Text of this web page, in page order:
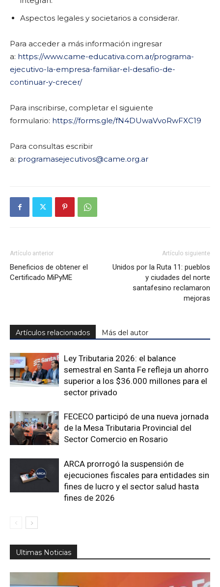
Aspectos legales y societarios a considerar.
Para acceder a más información ingresar
a: https://www.came-educativa.com.ar/programa-
ejecutivo-la-empresa-familiar-el-desafio-de-
continuar-y-crecer/
Para inscribirse, completar el siguiente
formulario: https://forms.gle/fN4DUwaVvoRwFXC19
Para consultas escribir
a: programasejecutivos@came.org.ar
Artículo anterior
Beneficios de obtener el
Certificado MiPyME
Artículo siguiente
Unidos por la Ruta 11: pueblos
y ciudades del norte
santafesino reclamaron
mejoras
Artículos relacionados Más del autor
Ley Tributaria 2026: el balance
semestral en Santa Fe refleja un ahorro
superior a los $36.000 millones para el
sector privado
FECECO participó de una nueva jornada
de la Mesa Tributaria Provincial del
Sector Comercio en Rosario
ARCA prorrogó la suspensión de
ejecuciones fiscales para entidades sin
fines de lucro y el sector salud hasta
fines de 2026
Ultimas Noticias